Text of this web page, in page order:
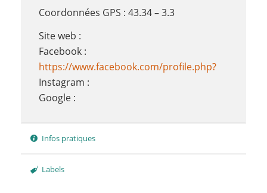
Coordonnées GPS : 43.34 – 3.3
Site web :
Facebook :
https://www.facebook.com/profile.php?
Instagram :
Google :
Infos pratiques
Labels